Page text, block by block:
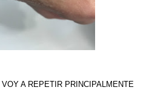
A REPETIR PRINCIPALMENTE